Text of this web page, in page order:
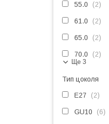
55.0 2
61.0 2
65.0 2
70.0 2
Ще 3
Тип цоколя
E27 2
GU10 6